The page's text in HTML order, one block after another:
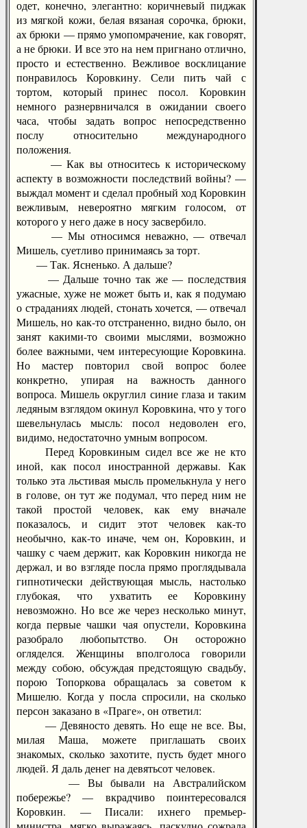
одет, конечно, элегантно: коричневый пиджак
из мягкой кожи, белая вязаная сорочка, брюки,
ах брюки — прямо умопомрачение, как говорят,
а не брюки. И все это на нем пригнано отлично,
просто и естественно. Вежливое восклицание
понравилось Коровкину. Сели пить чай с
тортом, который принес посол. Коровкин
немного разнервничался в ожидании своего
часа, чтобы задать вопрос непосредственно
послу относительно международного
положения.
— Как вы относитесь к историческому
аспекту в возможности последствий войны? —
выждал момент и сделал пробный ход Коровкин
вежливым, невероятно мягким голосом, от
которого у него даже в носу засвербило.
— Мы относимся неважно, — отвечал
Мишель, суетливо принимаясь за торт.
— Так. Ясненько. А дальше?
— Дальше точно так же — последствия
ужасные, хуже не может быть и, как я подумаю
о страданиях людей, стонать хочется, — отвечал
Мишель, но как-то отстраненно, видно было, он
занят какими-то своими мыслями, возможно
более важными, чем интересующие Коровкина.
Но мастер повторил свой вопрос более
конкретно, упирая на важность данного
вопроса. Мишель округлил синие глаза и таким
ледяным взглядом окинул Коровкина, что у того
шевельнулась мысль: посол недоволен его,
видимо, недостаточно умным вопросом.
Перед Коровкиным сидел все же не кто
иной, как посол иностранной державы. Как
только эта льстивая мысль промелькнула у него
в голове, он тут же подумал, что перед ним не
такой простой человек, как ему вначале
показалось, и сидит этот человек как-то
необычно, как-то иначе, чем он, Коровкин, и
чашку с чаем держит, как Коровкин никогда не
держал, и во взгляде посла прямо проглядывала
гипнотически действующая мысль, настолько
глубокая, что ухватить ее Коровкину
невозможно. Но все же через несколько минут,
когда первые чашки чая опустели, Коровкина
разобрало любопытство. Он осторожно
огляделся. Женщины вполголоса говорили
между собою, обсуждая предстоящую свадьбу,
порою Топоркова обращалась за советом к
Мишелю. Когда у посла спросили, на сколько
персон заказано в «Праге», он ответил:
— Девяносто девять. Но еще не все. Вы,
милая Маша, можете приглашать своих
знакомых, сколько захотите, пусть будет много
людей. Я даль денег на девятьсот человек.
— Вы бывали на Австралийском
побережье? — вкрадчиво поинтересовался
Коровкин. — Писали: ихнего премьер-